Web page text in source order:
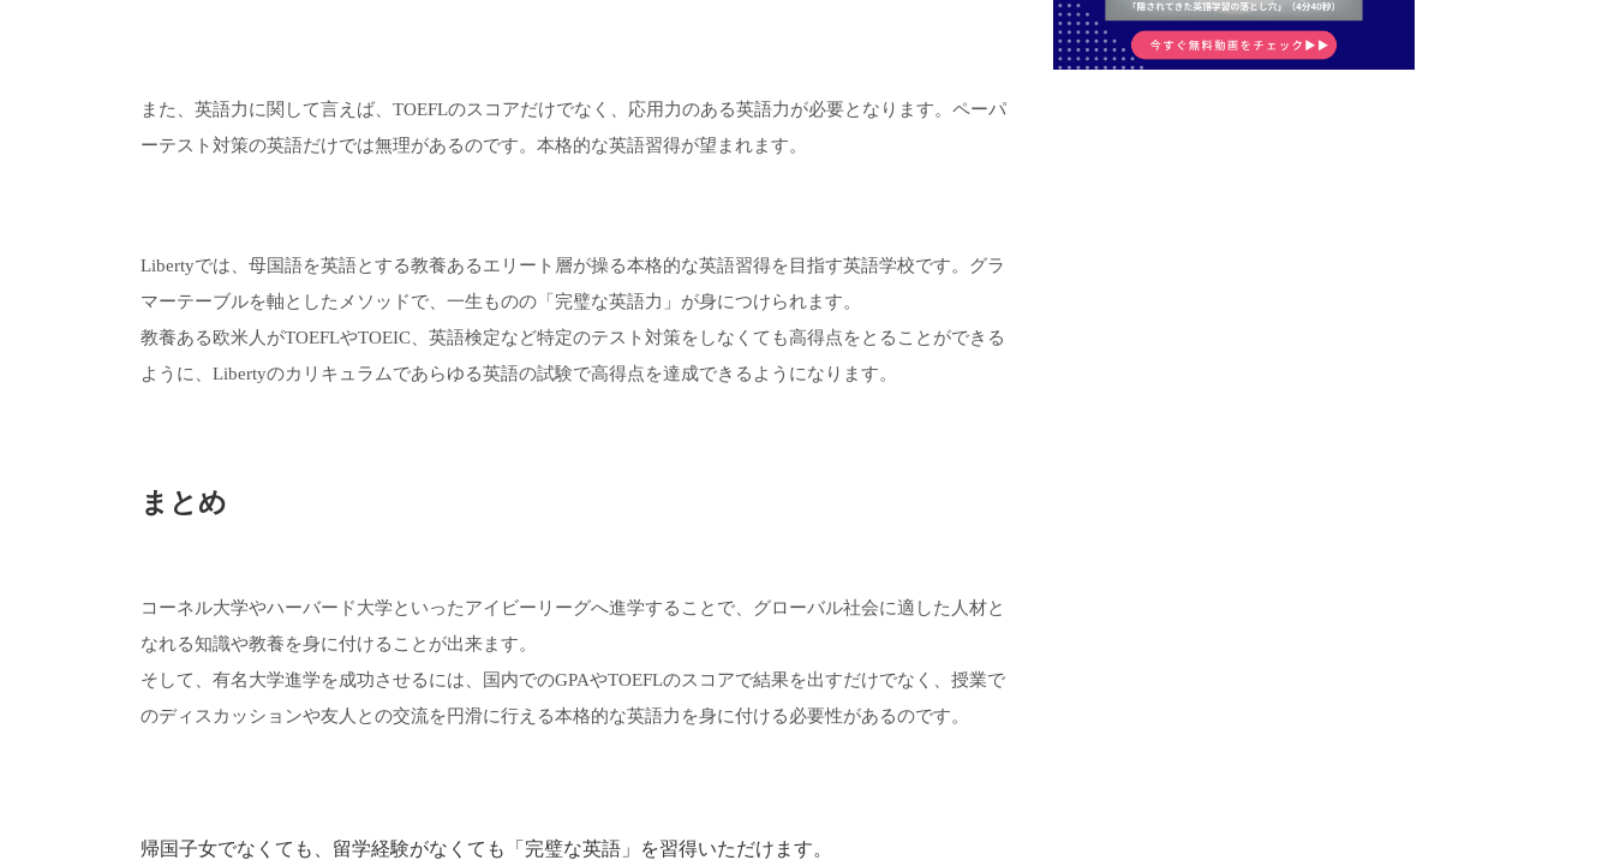
また、英語力に関して言えば、TOEFLのスコアだけでなく、応用力のある英語力が必要となります。ペーパ
ーテスト対策の英語だけでは無理があるのです。本格的な英語習得が望まれます。
Libertyでは、母国語を英語とする教養あるエリート層が操る本格的な英語習得を目指す英語学校です。グラ
マーテーブルを軸としたメソッドで、一生ものの「完璧な英語力」が身につけられます。
教養ある欧米人がTOEFLやTOEIC、英語検定など特定のテスト対策をしなくても高得点をとることができる
ように、Libertyのカリキュラムであらゆる英語の試験で高得点を達成できるようになります。
まとめ
コーネル大学やハーバード大学といったアイビーリーグへ進学することで、グローバル社会に適した人材と
なれる知識や教養を身に付けることが出来ます。
そして、有名大学進学を成功させるには、国内でのGPAやTOEFLのスコアで結果を出すだけでなく、授業で
のディスカッションや友人との交流を円滑に行える本格的な英語力を身に付ける必要性があるのです。
帰国子女でなくても、留学経験がなくても「完璧な英語」を習得いただけます。